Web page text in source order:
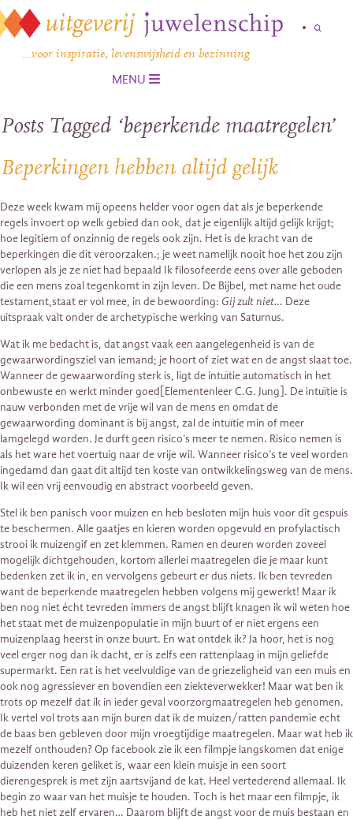
…voor inspiratie, levenswijsheid en bezinning
MENU
Posts Tagged ‘beperkende maatregelen’
Beperkingen hebben altijd gelijk
Deze week kwam mij opeens helder voor ogen dat als je beperkende
regels invoert op welk gebied dan ook, dat je eigenlijk altijd gelijk krijgt;
hoe legitiem of onzinnig de regels ook zijn. Het is de kracht van de
beperkingen die dit veroorzaken.; je weet namelijk nooit hoe het zou zijn
verlopen als je ze niet had bepaald Ik filosofeerde eens over alle geboden
die een mens zoal tegenkomt in zijn leven. De Bijbel, met name het oude
testament,staat er vol mee, in de bewoording: Gij zult niet… Deze
uitspraak valt onder de archetypische werking van Saturnus.
Wat ik me bedacht is, dat angst vaak een aangelegenheid is van de
gewaarwordingsziel van iemand; je hoort of ziet wat en de angst slaat toe.
Wanneer de gewaarwording sterk is, ligt de intuïtie automatisch in het
onbewuste en werkt minder goed[Elementenleer C.G. Jung]. De intuïtie is
nauw verbonden met de vrije wil van de mens en omdat de
gewaarwording dominant is bij angst, zal de intuïtie min of meer
lamgelegd worden. Je durft geen risico’s meer te nemen. Risico nemen is
als het ware het voertuig naar de vrije wil. Wanneer risico’s te veel worden
ingedamd dan gaat dit altijd ten koste van ontwikkelingsweg van de mens.
Ik wil een vrij eenvoudig en abstract voorbeeld geven.
Stel ik ben panisch voor muizen en heb besloten mijn huis voor dit gespuis
te beschermen. Alle gaatjes en kieren worden opgevuld en profylactisch
strooi ik muizengif en zet klemmen. Ramen en deuren worden zoveel
mogelijk dichtgehouden, kortom allerlei maatregelen die je maar kunt
bedenken zet ik in, en vervolgens gebeurt er dus niets. Ik ben tevreden
want de beperkende maatregelen hebben volgens mij gewerkt! Maar ik
ben nog niet écht tevreden immers de angst blijft knagen ik wil weten hoe
het staat met de muizenpopulatie in mijn buurt of er niet ergens een
muizenplaag heerst in onze buurt. En wat ontdek ik? Ja hoor, het is nog
veel erger nog dan ik dacht, er is zelfs een rattenplaag in mijn geliefde
supermarkt. Een rat is het veelvuldige van de griezeligheid van een muis en
ook nog agressiever en bovendien een ziekteverwekker! Maar wat ben ik
trots op mezelf dat ik in ieder geval voorzorgmaatregelen heb genomen.
Ik vertel vol trots aan mijn buren dat ik de muizen/ratten pandemie echt
de baas ben gebleven door mijn vroegtijdige maatregelen. Maar wat heb ik
mezelf onthouden? Op facebook zie ik een filmpje langskomen dat enige
duizenden keren geliket is, waar een klein muisje in een soort
dierengesprek is met zijn aartsvijand de kat. Heel vertederend allemaal. Ik
begin zo waar van het muisje te houden. Toch is het maar een filmpje, ik
heb het niet zelf ervaren… Daarom blijft de angst voor de muis bestaan en